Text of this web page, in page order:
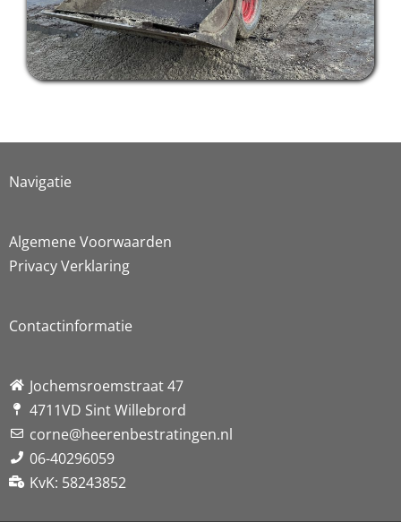
Navigatie
Algemene Voorwaarden
Privacy Verklaring
Contactinformatie
Jochemsroemstraat 47
4711VD Sint Willebrord
corne@heerenbestratingen.nl
06-40296059
KvK: 58243852